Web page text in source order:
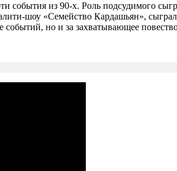
события из 90-х. Роль подсудимого
шоу «Семейство Кардашьян»,
событий, но и за захватывающее